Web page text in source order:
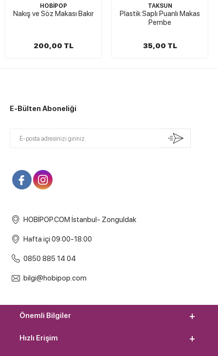
HOBİPOP
Nakış ve Söz Makası Bakır
200,00 TL
TAKSUN
Plastik Saplı Puanlı Makas
Pembe
35,00 TL
E-Bülten Aboneliği
HOBİPOP.COM İstanbul- Zonguldak
Hafta içi 09:00-18.00
0850 885 14 04
bilgi@hobipop.com
Önemli Bilgiler
Hızlı Erişim